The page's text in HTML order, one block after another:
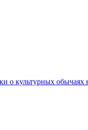
о культурных